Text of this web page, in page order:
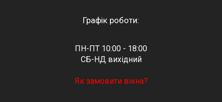
Графік роботи:
ПН-ПТ 10:00 - 18:00
СБ-НД вихідний
Як замовити вікна?